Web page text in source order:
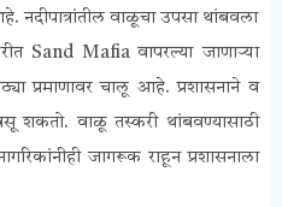
वाळूचा उपसा थांबवला
Sand Mafia वापरल्या जाणाऱ्या
प्रमाणावर चालू आहे. प्रशासनाने व
शकतो. वाळू तस्करी थांबवण्यासाठी
जागरूक राहून प्रशासनाला